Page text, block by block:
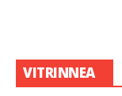
VITRINNEA